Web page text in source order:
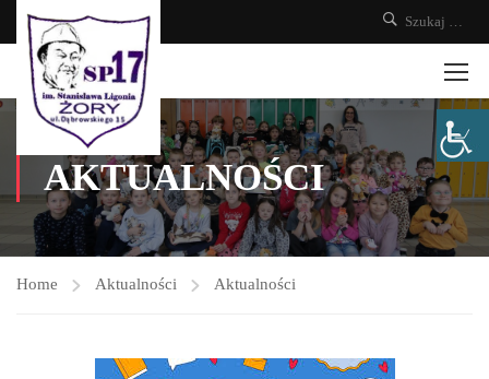
AKTUALNOŚCI
Home Aktualności Aktualności